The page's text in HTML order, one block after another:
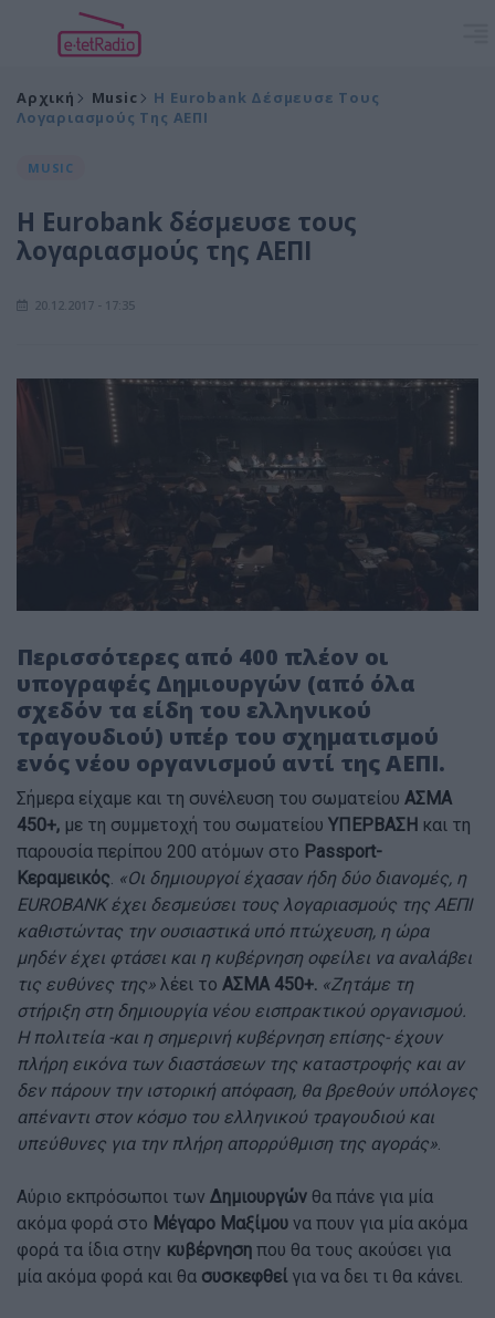
Αρχική Music
Η Eurobank Δέσμευσε Τους
Λογαριασμούς Της ΑΕΠΙ
MUSIC
Η Eurobank δέσμευσε τους
λογαριασμούς της ΑΕΠΙ
20.12.2017 - 17:35
Περισσότερες από 400 πλέον οι
υπογραφές Δημιουργών (από όλα
σχεδόν τα είδη του ελληνικού
τραγουδιού) υπέρ του σχηματισμού
ενός νέου οργανισμού αντί της ΑΕΠΙ.
Σήμερα είχαμε και τη συνέλευση του σωματείου ΑΣΜΑ
450+, με τη συμμετοχή του σωματείου ΥΠΕΡΒΑΣΗ και τη
παρουσία περίπου 200 ατόμων στο Passport-
Κεραμεικός. «Οι δημιουργοί έχασαν ήδη δύο διανομές, η
EUROBANK έχει δεσμεύσει τους λογαριασμούς της ΑΕΠΙ
καθιστώντας την ουσιαστικά υπό πτώχευση, η ώρα
μηδέν έχει φτάσει και η κυβέρνηση οφείλει να αναλάβει
τις ευθύνες της» λέει το ΑΣΜΑ 450+. «Ζητάμε τη
στήριξη στη δημιουργία νέου εισπρακτικού οργανισμού.
Η πολιτεία -και η σημερινή κυβέρνηση επίσης- έχουν
πλήρη εικόνα των διαστάσεων της καταστροφής και αν
δεν πάρουν την ιστορική απόφαση, θα βρεθούν υπόλογες
απέναντι στον κόσμο του ελληνικού τραγουδιού και
υπεύθυνες για την πλήρη απορρύθμιση της αγοράς».
Αύριο εκπρόσωποι των Δημιουργών θα πάνε για μία
ακόμα φορά στο Μέγαρο Μαξίμου να πουν για μία ακόμα
φορά τα ίδια στην κυβέρνηση που θα τους ακούσει για
μία ακόμα φορά και θα συσκεφθεί για να δει τι θα κάνει.